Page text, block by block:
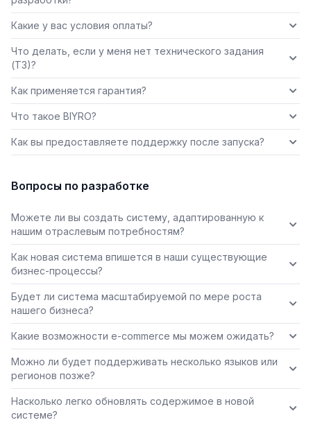
Какие у вас условия оплаты?
Что делать, если у меня нет технического задания
(ТЗ)?
Как применяется гарантия?
Что такое BIYRO?
Как вы предоставляете поддержку после запуска?
Вопросы по разработке
Можете ли вы создать систему, адаптированную к
нашим отраслевым потребностям?
Как новая система впишется в наши существующие
бизнес-процессы?
Будет ли система масштабируемой по мере роста
нашего бизнеса?
Какие возможности e-commerce мы можем ожидать?
Можно ли будет поддерживать несколько языков или
регионов позже?
Насколько легко обновлять содержимое в новой
системе?